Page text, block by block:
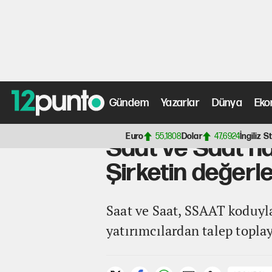
Gündem Yazarlar Dünya
Euro 55,1808Dolar 47,6924İngiliz
Anasayfa>Ekonomi Haberleri> Saat ve Saat halka arz
Saat ve Saat
Şirketin
Saat ve Saat, SSAAT
yatırımcılardan talep